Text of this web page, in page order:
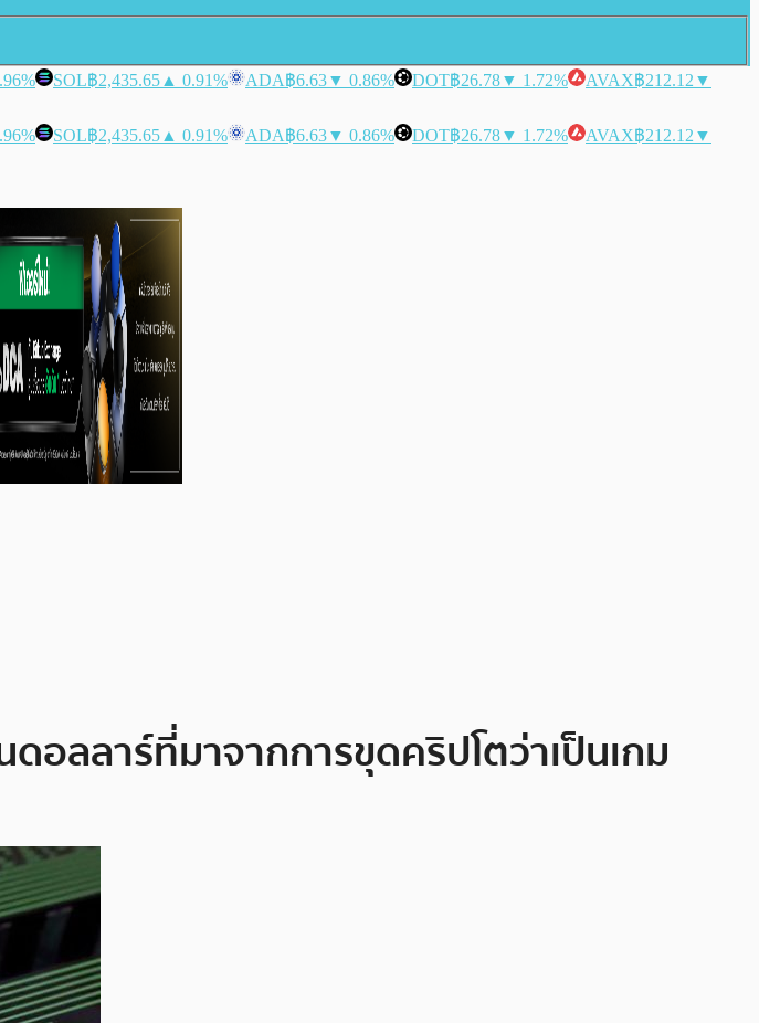
SOL฿2,435.65 ▲ 0.91% ADA฿6.63▼ 0.86% DOT฿26.78▼ 1.72% AVAX฿212.12 ▼
SOL฿2,435.65 ▲ 0.91% ADA฿6.63▼ 0.86% DOT฿26.78▼ 1.72% AVAX฿212.12 ▼
ลลาร์ที่มาจากการขุดคริปโตว่าเป็นเกม